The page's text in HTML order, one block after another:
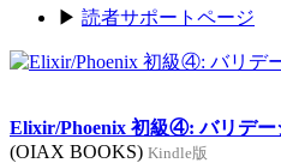
▶ 読者サポートページ
Elixir/Phoenix 初級④: バリデー
(OIAX BOOKS) Kindle版